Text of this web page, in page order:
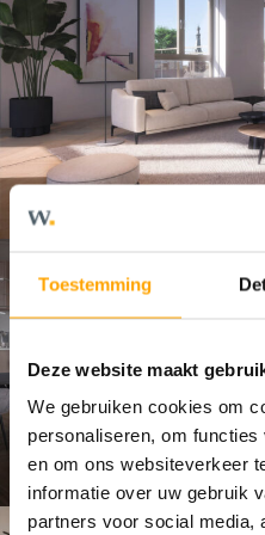
Toestemming
Deze website maakt
We gebruiken cookies om
personaliseren, om
en om ons websiteverkeer
informatie over uw gebruik
partners voor social media,